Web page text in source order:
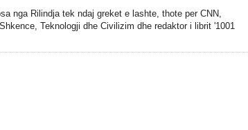
nga Rilindja tek ndaj greket e lashte, thote per CNN,
Teknologji dhe Civilizim dhe redaktor i librit '1001